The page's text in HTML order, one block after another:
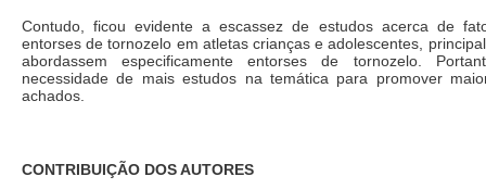
Contudo, ficou evidente a escassez de estudos acerca de
entorses de tornozelo em atletas crianças e adolescentes,
abordassem especificamente entorses de tornozelo.
necessidade de mais estudos na temática para promover
achados.
CONTRIBUIÇÃO DOS AUTORES